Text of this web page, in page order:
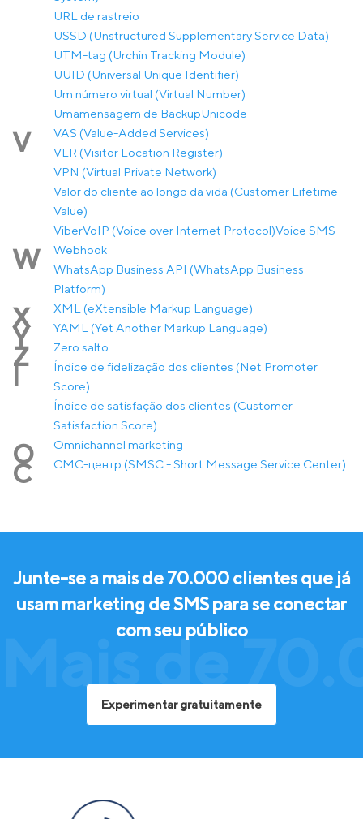
URL de rastreio
USSD (Unstructured Supplementary Service Data)
UTM-tag (Urchin Tracking Module)
UUID (Universal Unique Identifier)
Um número virtual (Virtual Number)
Umamensagem de BackupUnicode
V
VAS (Value-Added Services)
VLR (Visitor Location Register)
VPN (Virtual Private Network)
Valor do cliente ao longo da vida (Customer Lifetime
Value)
ViberVoIP (Voice over Internet Protocol)Voice SMS
W
Webhook
WhatsApp Business API (WhatsApp Business
Platform)
X XML (eXtensible Markup Language)
Y YAML (Yet Another Markup Language)
Z Zero salto
Í
Índice de fidelização dos clientes (Net Promoter
Score)
Índice de satisfação dos clientes (Customer
Satisfaction Score)
О Оmnichannel marketing
С СМС-центр (SMSC - Short Message Service Center)
Mais de
Junte-se a mais de 70.000 clientes que já
usam marketing de SMS para se conectar
com seu público
Experimentar gratuitamente